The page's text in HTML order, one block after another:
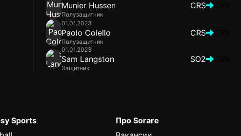
Munier Hussen
Полузащитник
CRS
01.01.2023
Paolo Colello
Полузащитник
CRS
01.01.2023
Sam Langston
Защитник
SO2
Sports
Про Sorare